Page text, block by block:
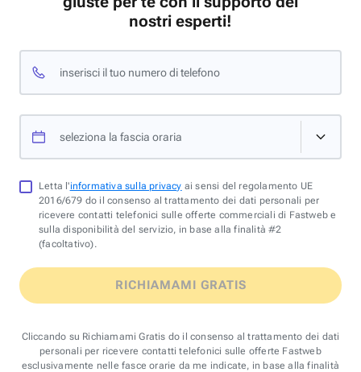
nostri esperti!
inserisci il tuo numero di telefono
seleziona la fascia oraria
Letta l'informativa sulla privacy ai sensi del regolamento UE
2016/679 do il consenso al trattamento dei dati personali per
ricevere contatti telefonici sulle offerte commerciali di Fastweb e
sulla disponibilità del servizio, in base alla finalità #2
(facoltativo).
RICHIAMAMI GRATIS
Cliccando su Richiamami Gratis do il consenso al trattamento dei dati
personali per ricevere contatti telefonici sulle offerte Fastweb
esclusivamente nelle fasce orarie da me indicate, in base alla finalità